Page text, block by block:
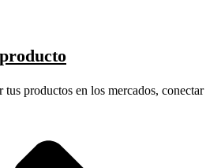
tus productos en los mercados, conectar